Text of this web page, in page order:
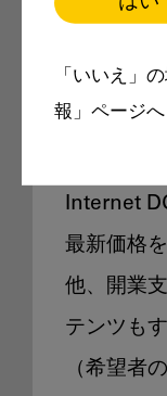
「いいえ」
報」ページへ
Internet
最新価格
他、開業
テンツも
（希望者